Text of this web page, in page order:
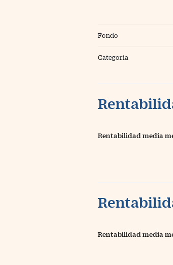
Fondo
Categoría
Rentabilidad media
Rentabilidad media